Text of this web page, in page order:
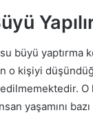
büyü yaptırma
o kişiyi
yaşamını